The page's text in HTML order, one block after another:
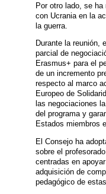
Por otro lado, se
con Ucrania en la
la guerra.
Durante la reunión,
parcial de
Erasmus+ para el
de un incremento
respecto al marco
Europeo de
las negociaciones
del programa y
Estados miembros
El Consejo ha
sobre el
centradas en
adquisición de
pedagógico de